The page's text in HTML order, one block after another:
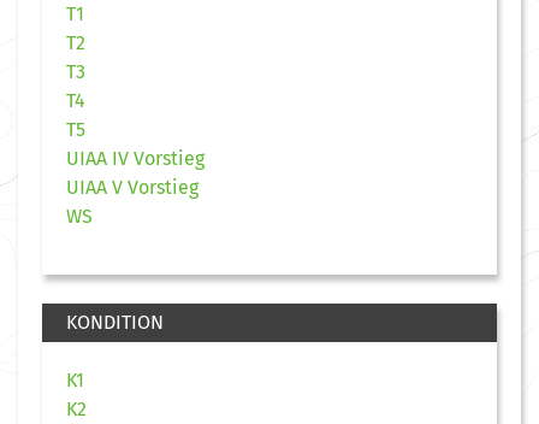
T1
T2
T3
T4
T5
UIAA IV Vorstieg
UIAA V Vorstieg
WS
KONDITION
K1
K2